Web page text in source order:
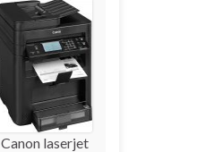
Canon laserjet